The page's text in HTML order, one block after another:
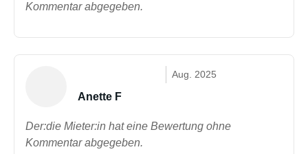
Kommentar abgegeben.
Aug. 2025
Anette F
Der:die Mieter:in hat eine Bewertung ohne
Kommentar abgegeben.